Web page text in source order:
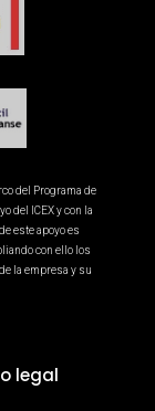
del Programa de
del ICEX y con la
este apoyo es
con ello los
la empresa y su
legal